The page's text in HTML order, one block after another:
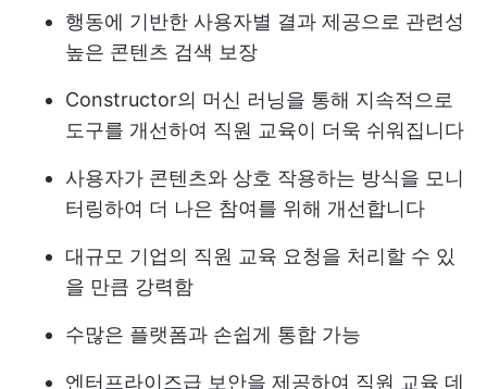
행동에 기반한 사용자별 결과 제공으로 관련성
높은 콘텐츠 검색 보장
Constructor의 머신 러닝을 통해 지속적으로
도구를 개선하여 직원 교육이 더욱 쉬워집니다
사용자가 콘텐츠와 상호 작용하는 방식을 모니
터링하여 더 나은 참여를 위해 개선합니다
대규모 기업의 직원 교육 요청을 처리할 수 있
을 만큼 강력함
수많은 플랫폼과 손쉽게 통합 가능
엔터프라이즈급 보안을 제공하여 직원 교육 데